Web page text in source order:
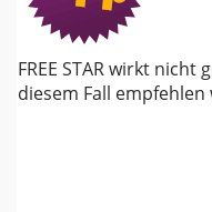
FREE STAR wirkt
diesem Fall